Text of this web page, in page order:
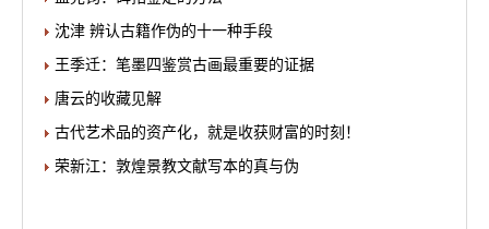
沈津 辨认古籍作伪的十一种手段
王季迁：笔墨四鉴赏古画最重要的证据
唐云的收藏见解
古代艺术品的资产化，就是收获财富的时刻！
荣新江：敦煌景教文献写本的真与伪